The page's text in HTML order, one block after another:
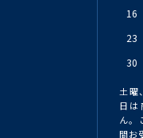
16
23
30
土曜
日
ん。
間お